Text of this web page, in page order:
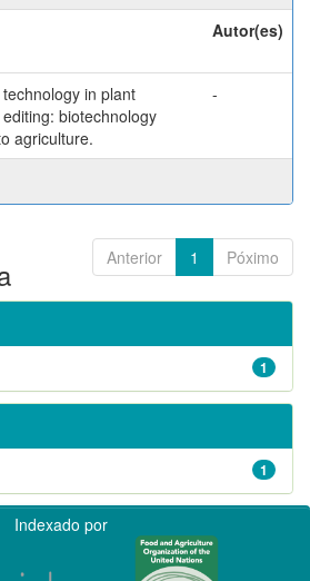
Autor(es)
in plant
biotechnology
agriculture.
-
Anterior 1 Póximo
1
1
Indexado por